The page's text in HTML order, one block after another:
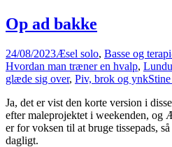
Op ad bakke
24/08/2023Æsel solo, Basse og
Hvordan man træner en hvalp,
glæde sig over, Piv, brok og ynk
Ja, det er vist den korte version i
efter maleprojektet i weekenden, og
er for voksen til at bruge tissepads,
dagligt.